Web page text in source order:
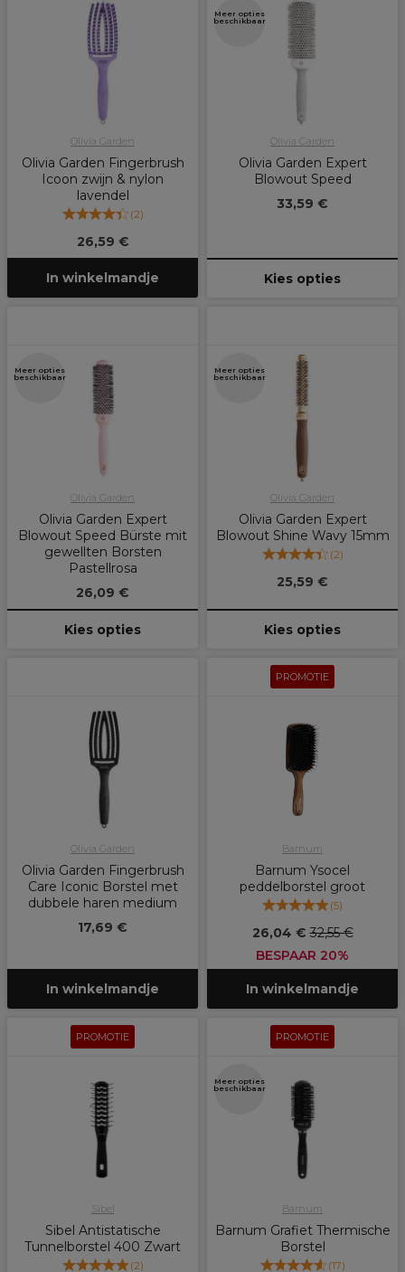
Olivia Garden
Olivia Garden Fingerbrush
Icoon zwijn & nylon
lavendel
(2)
26,59 €
In winkelmandje
Meer opties
beschikbaar
Olivia Garden
Olivia Garden Expert
Blowout Speed
33,59 €
Kies opties
Meer opties
beschikbaar
Olivia Garden
Olivia Garden Expert
Blowout Speed Bürste mit
gewellten Borsten
Pastellrosa
26,09 €
Kies opties
Meer opties
beschikbaar
Olivia Garden
Olivia Garden Expert
Blowout Shine Wavy 15mm
(2)
25,59 €
Kies opties
Olivia Garden
Olivia Garden Fingerbrush
Care Iconic Borstel met
dubbele haren medium
17,69 €
In winkelmandje
PROMOTIE
Barnum
Barnum Ysocel
peddelborstel groot
(5)
26,04 €32,55 €
BESPAAR 20%
In winkelmandje
PROMOTIE
Sibel
Sibel Antistatische
Tunnelborstel 400 Zwart
(2)
PROMOTIE
Meer opties
beschikbaar
Barnum
Barnum Grafiet Thermische
Borstel
(17)